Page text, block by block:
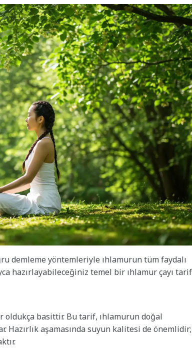
demleme yöntemleriyle ıhlamurun tüm faydalı
hazırlayabileceğiniz temel bir ıhlamur çayı
oldukça basittir. Bu tarif, ıhlamurun doğal
Hazırlık aşamasında suyun kalitesi de önemlidir;